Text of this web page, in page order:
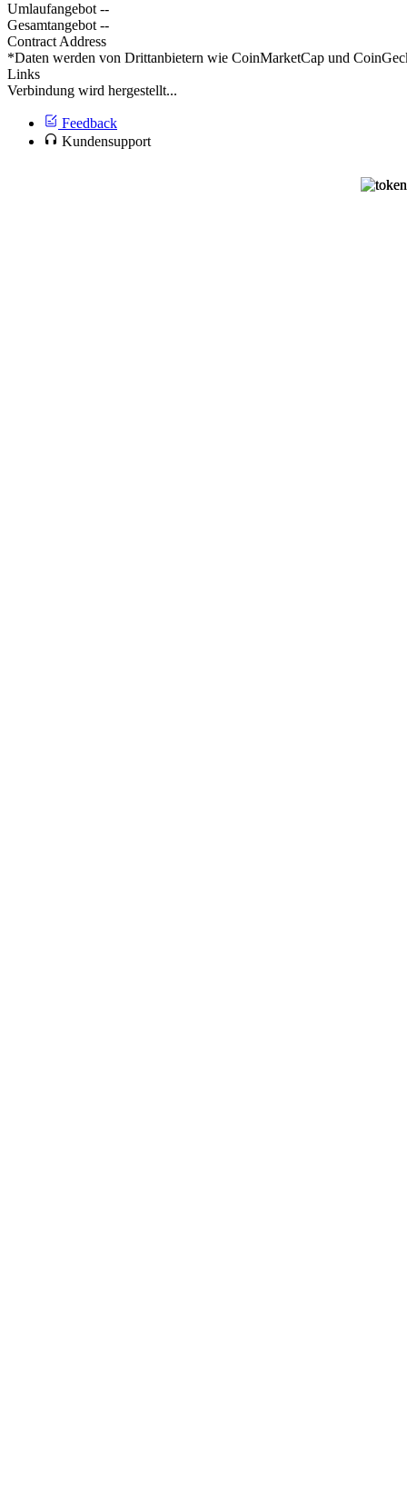
Umlaufangebot --
Gesamtangebot --
Contract Address
*Daten werden von Drittanbietern wie CoinMarketCap und
Links
Verbindung wird hergestellt...
Feedback
Kundensupport